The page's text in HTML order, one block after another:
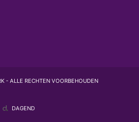
- ALLE RECHTEN VOORBEHOUDEN
DAGEND